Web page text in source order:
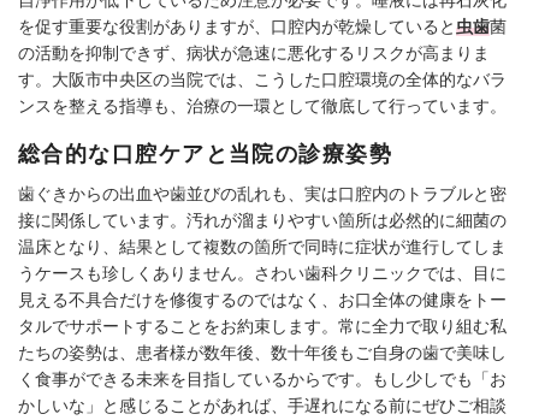
を促す重要な役割がありますが、口腔内が乾燥していると虫歯菌
の活動を抑制できず、病状が急速に悪化するリスクが高まりま
す。大阪市中央区の当院では、こうした口腔環境の全体的なバラ
ンスを整える指導も、治療の一環として徹底して行っています。
総合的な口腔ケアと当院の診療姿勢
歯ぐきからの出血や歯並びの乱れも、実は口腔内のトラブルと密
接に関係しています。汚れが溜まりやすい箇所は必然的に細菌の
温床となり、結果として複数の箇所で同時に症状が進行してしま
うケースも珍しくありません。さわい歯科クリニックでは、目に
見える不具合だけを修復するのではなく、お口全体の健康をトー
タルでサポートすることをお約束します。常に全力で取り組む私
たちの姿勢は、患者様が数年後、数十年後もご自身の歯で美味し
く食事ができる未来を目指しているからです。もし少しでも「お
かしいな」と感じることがあれば、手遅れになる前にぜひご相談